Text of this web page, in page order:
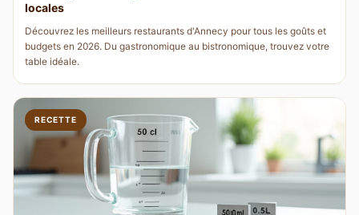
locales
Découvrez les meilleurs restaurants d'Annecy pour tous les goûts et
budgets en 2026. Du gastronomique au bistronomique, trouvez votre
table idéale.
RECETTE